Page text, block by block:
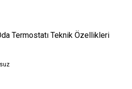
Termostatı Teknik Özellikleri